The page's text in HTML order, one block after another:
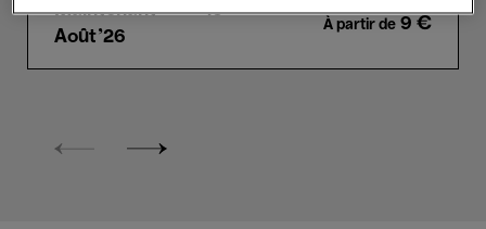
Maintenant →16
Août'26
À partir de 9 €